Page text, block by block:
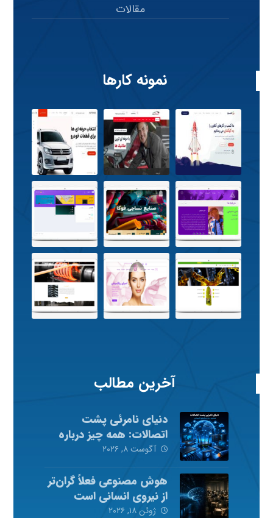
مقالات
نمونه کارها
آخرین مطالب
دنیای نامرئی پشت
اتصالات: همه چیز درباره
شبکه‌های کامپیوتری
آگوست ۸, ۲۰۲۶
هوش مصنوعی فعلاً گران‌تر
از نیروی انسانی است
ژوئن ۱۸, ۲۰۲۶